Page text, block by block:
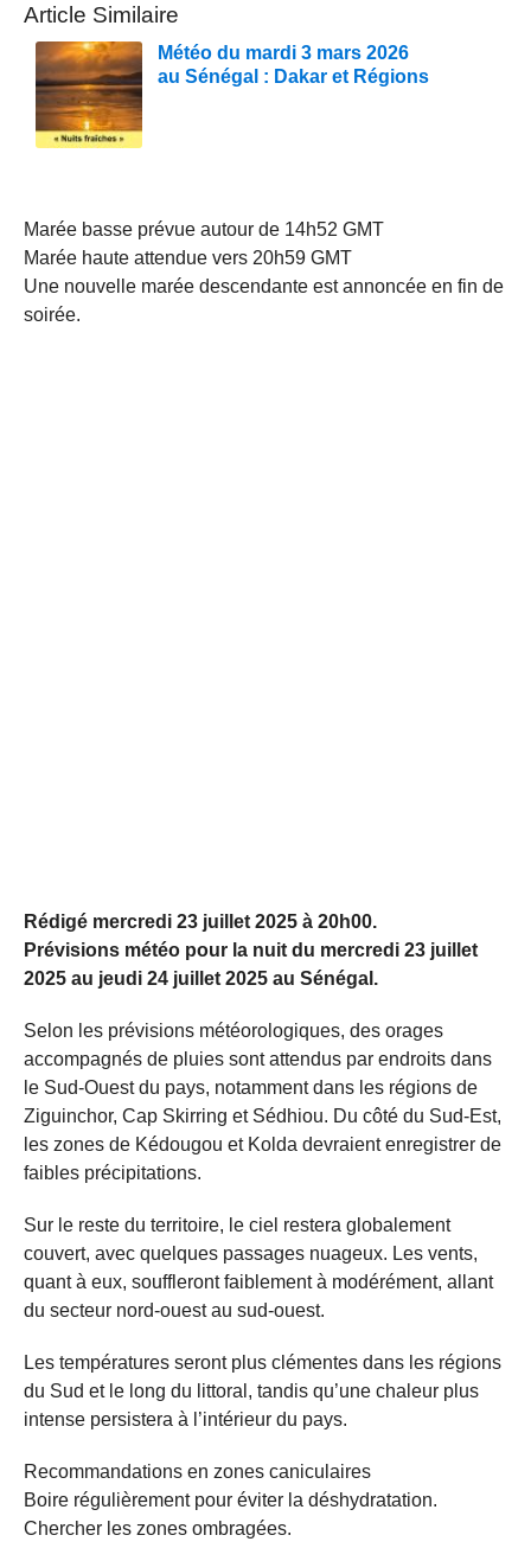
Article Similaire
Météo du mardi 3 mars 2026
au Sénégal : Dakar et Régions
Marée basse prévue autour de 14h52 GMT
Marée haute attendue vers 20h59 GMT
Une nouvelle marée descendante est annoncée en fin de
soirée.
Rédigé mercredi 23 juillet 2025 à 20h00.
Prévisions météo pour la nuit du mercredi 23 juillet
2025 au jeudi 24 juillet 2025 au Sénégal.
Selon les prévisions météorologiques, des orages
accompagnés de pluies sont attendus par endroits dans
le Sud-Ouest du pays, notamment dans les régions de
Ziguinchor, Cap Skirring et Sédhiou. Du côté du Sud-Est,
les zones de Kédougou et Kolda devraient enregistrer de
faibles précipitations.
Sur le reste du territoire, le ciel restera globalement
couvert, avec quelques passages nuageux. Les vents,
quant à eux, souffleront faiblement à modérément, allant
du secteur nord-ouest au sud-ouest.
Les températures seront plus clémentes dans les régions
du Sud et le long du littoral, tandis qu’une chaleur plus
intense persistera à l’intérieur du pays.
Recommandations en zones caniculaires
Boire régulièrement pour éviter la déshydratation.
Chercher les zones ombragées.